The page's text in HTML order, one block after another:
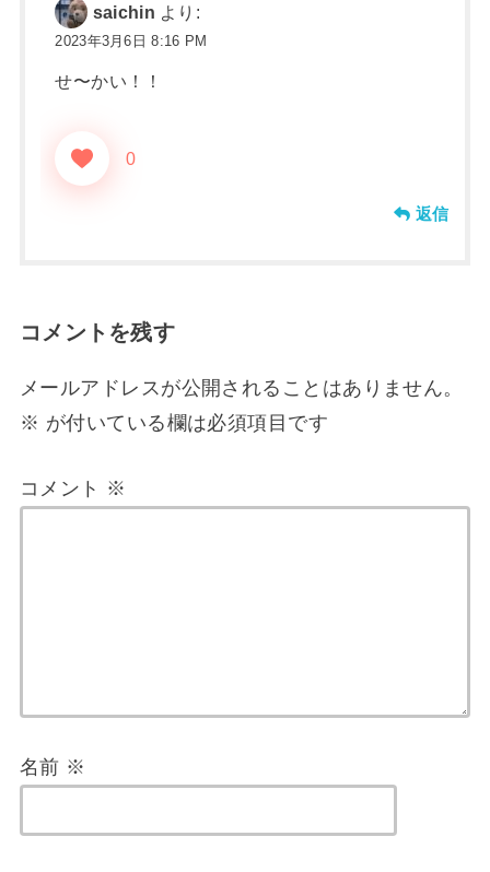
saichin より:
2023年3月6日 8:16 PM
せ〜かい！！
0
返信
コメントを残す
メールアドレスが公開されることはありません。
※ が付いている欄は必須項目です
コメント ※
名前 ※